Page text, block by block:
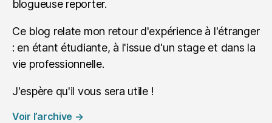
blogueuse reporter.
Ce blog relate mon retour d'expérience à l'étranger
: en étant étudiante, à l'issue d'un stage et dans la
vie professionnelle.
J'espère qu'il vous sera utile !
Voir l’archive →